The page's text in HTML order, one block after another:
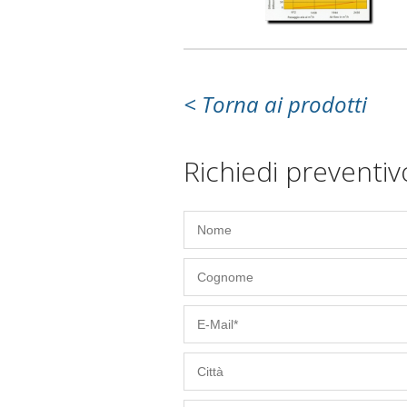
< Torna ai prodotti
Richiedi